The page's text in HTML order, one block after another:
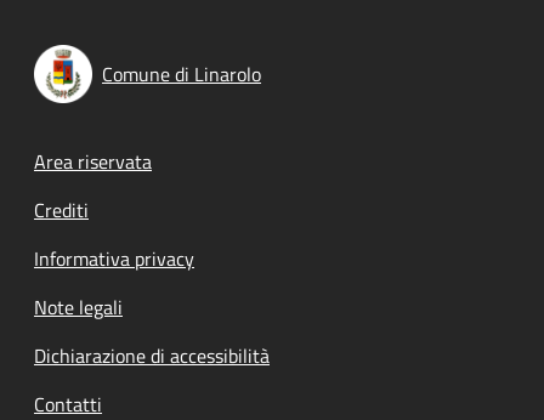
Comune di Linarolo
Footer menu
Area riservata
Crediti
Informativa privacy
Note legali
Dichiarazione di accessibilità
Contatti